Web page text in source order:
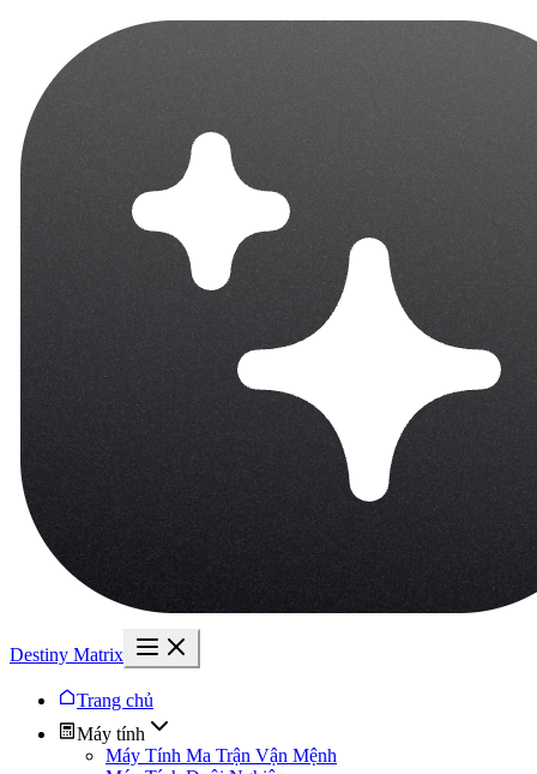
Destiny Matrix
Trang chủ
Máy tính
Máy Tính Ma Trận Vận Mệnh